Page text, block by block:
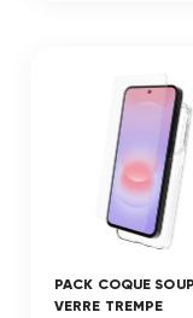
PACK COQUE
VERRE TREMPE